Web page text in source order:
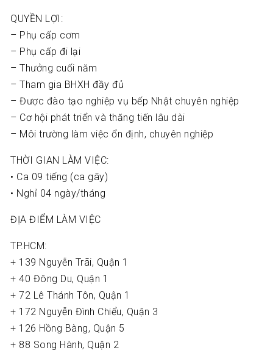
QUYỀN LỢI:
– Phụ cấp cơm
– Phụ cấp đi lại
– Thưởng cuối năm
– Tham gia BHXH đầy đủ
– Được đào tạo nghiệp vụ bếp Nhật chuyên nghiệp
– Cơ hội phát triển và thăng tiến lâu dài
– Môi trường làm việc ổn định, chuyên nghiệp
THỜI GIAN LÀM VIỆC:
• Ca 09 tiếng (ca gãy)
• Nghỉ 04 ngày/tháng
ĐỊA ĐIỂM LÀM VIỆC
TP.HCM:
+ 139 Nguyễn Trãi, Quận 1
+ 40 Đông Du, Quận 1
+ 72 Lê Thánh Tôn, Quận 1
+ 172 Nguyễn Đình Chiểu, Quận 3
+ 126 Hồng Bàng, Quận 5
+ 88 Song Hành, Quận 2